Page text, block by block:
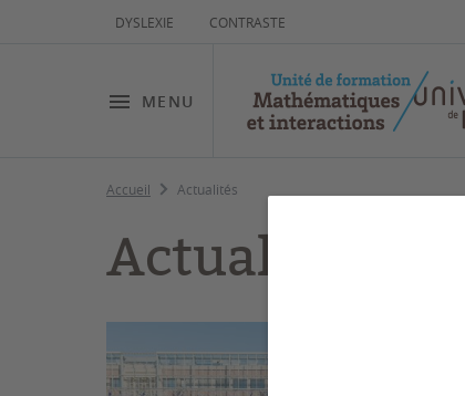
DYSLEXIE CONTRASTE
MENU
Accueil Actualités
Actualités